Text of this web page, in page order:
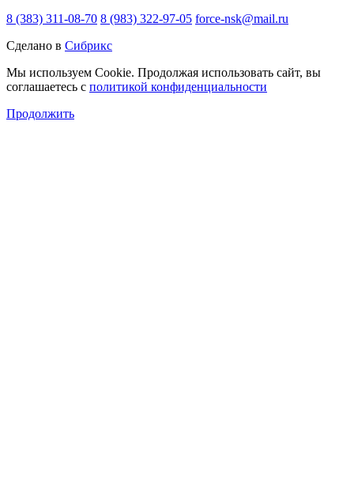
8 (383) 311-08-70 8 (983) 322-97-05 force-nsk@mail.ru
Сделано в Сибрикс
Мы используем Cookie. Продолжая использовать сайт, вы
соглашаетесь с политикой конфиденциальности
Продолжить